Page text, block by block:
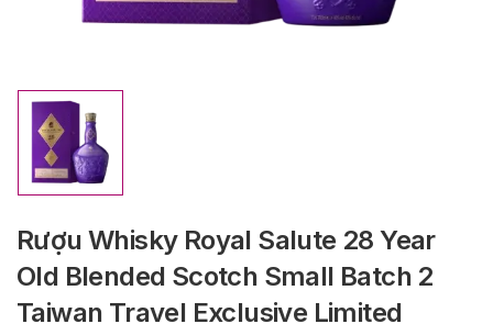
Rượu Whisky Royal Salute 28 Year
Old Blended Scotch Small Batch 2
Taiwan Travel Exclusive Limited